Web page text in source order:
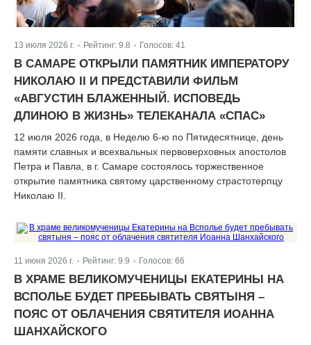
13 июля 2026 г. Рейтинг: 9.8 Голосов: 41
В САМАРЕ ОТКРЫЛИ ПАМЯТНИК ИМПЕРАТОРУ
НИКОЛАЮ II И ПРЕДСТАВИЛИ ФИЛЬМ
«АВГУСТИН БЛАЖЕННЫЙ. ИСПОВЕДЬ
ДЛИНОЮ В ЖИЗНЬ» ТЕЛЕКАНАЛА «СПАС»
12 июля 2026 года, в Неделю 6-ю по Пятидесятнице, день
памяти славных и всехвальных первоверховных апостолов
Петра и Павла, в г. Самаре состоялось торжественное
открытие памятника святому царственному страстотерпцу
Николаю II.
11 июня 2026 г. | Рейтинг: 9.9 Голосов: 66
В ХРАМЕ ВЕЛИКОМУЧЕНИЦЫ ЕКАТЕРИНЫ НА
ВСПОЛЬЕ БУДЕТ ПРЕБЫВАТЬ СВЯТЫНЯ –
ПОЯС ОТ ОБЛАЧЕНИЯ СВЯТИТЕЛЯ ИОАННА
ШАНХАЙСКОГО